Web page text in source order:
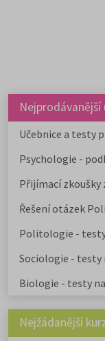
Nejprodávanější
Učebnice a testy
Psychologie -
Přijímací zkoušky
Řešení otázek
Politologie -
Sociologie - testy
Biologie - testy
Nejžádanější